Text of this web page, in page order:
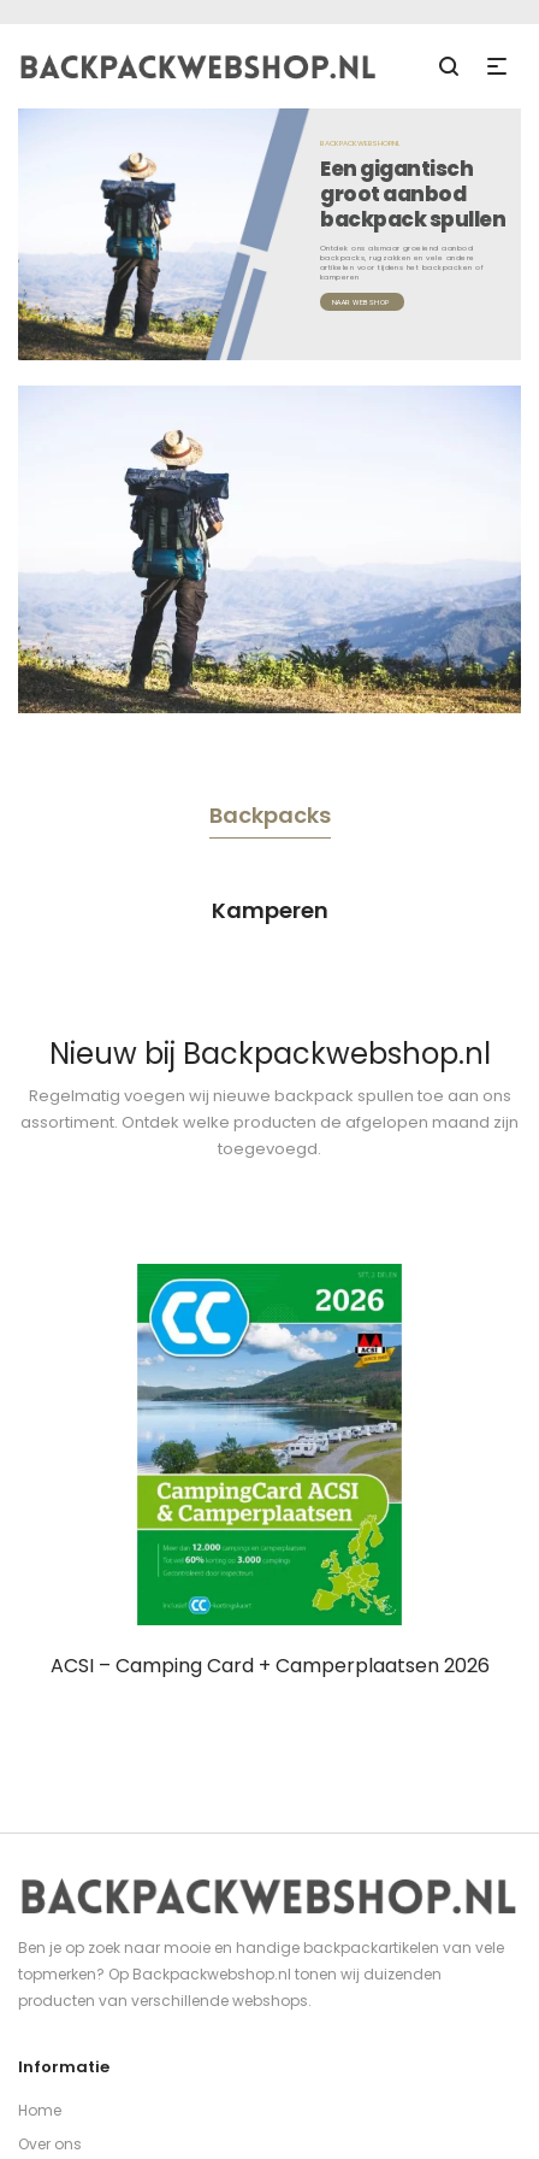
BACKPACKWEBSHOP.NL
Een gigantisch
groot aanbod
backpack spullen
Ontdek ons alsmaar groeiend aanbod
backpacks, rugzakken en vele andere
artikelen voor tijdens het backpacken of
kamperen
NAAR WEBSHOP
Backpacks
Kamperen
Nieuw bij Backpackwebshop.nl
Regelmatig voegen wij nieuwe backpack spullen toe aan ons
assortiment. Ontdek welke producten de afgelopen maand zijn
toegevoegd.
ACSI – Camping Card + Camperplaatsen 2026
Ben je op zoek naar mooie en handige backpackartikelen van vele
topmerken? Op Backpackwebshop.nl tonen wij duizenden
producten van verschillende webshops.
Informatie
Home
Over ons